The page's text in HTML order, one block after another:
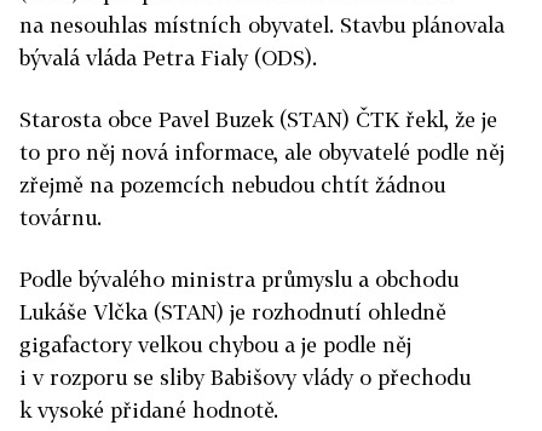
na nesouhlas místních obyvatel. Stavbu plánovala
bývalá vláda Petra Fialy (ODS).
Starosta obce Pavel Buzek (STAN) ČTK řekl, že je
to pro něj nová informace, ale obyvatelé podle něj
zřejmě na pozemcích nebudou chtít žádnou
továrnu.
Podle bývalého ministra průmyslu a obchodu
Lukáše Vlčka (STAN) je rozhodnutí ohledně
gigafactory velkou chybou a je podle něj
i v rozporu se sliby Babišovy vlády o přechodu
k vysoké přidané hodnotě.